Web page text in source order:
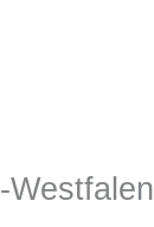
Westfalen